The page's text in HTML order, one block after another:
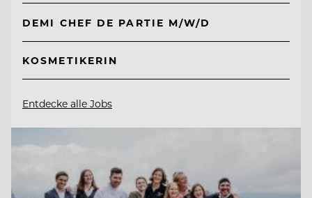
DEMI CHEF DE PARTIE M/W/D
KOSMETIKERIN
Entdecke alle Jobs